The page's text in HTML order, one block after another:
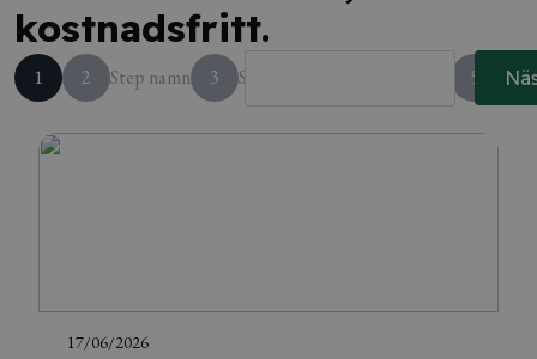
kostnadsfritt.
1 2 Step namn 3 Step kund? 5
17/06/2026